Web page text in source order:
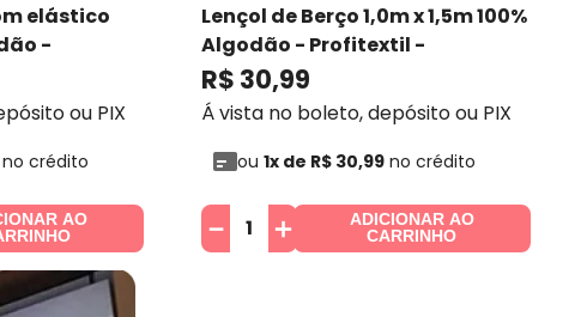
elástico
-
ou PIX
crédito
AO
Lençol de Berço 1,0m x 1,5m 100%
Algodão - Profitextil -
Profitextil
R$ 30,99
Á vista no boleto, depósito ou PIX
ou1x de R$ 30,99 no crédito
＋
－
ADICIONAR AO
CARRINHO